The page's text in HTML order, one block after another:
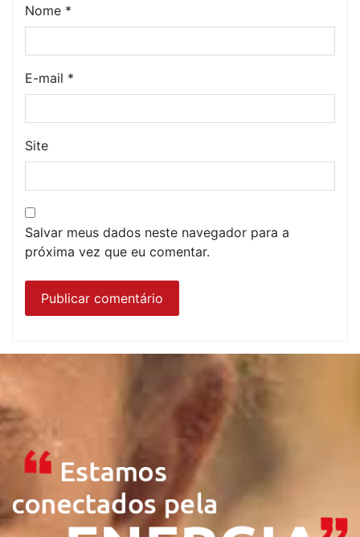
Nome *
E-mail *
Site
Salvar meus dados neste navegador para a
próxima vez que eu comentar.